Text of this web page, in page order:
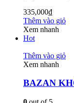
335,000₫
Thêm vào giỏ
Xem nhanh
Hot
Thêm vào giỏ
Xem nhanh
BAZAN